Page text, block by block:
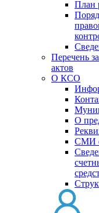
План
Перечень
актов
О КСО
О
СМИ